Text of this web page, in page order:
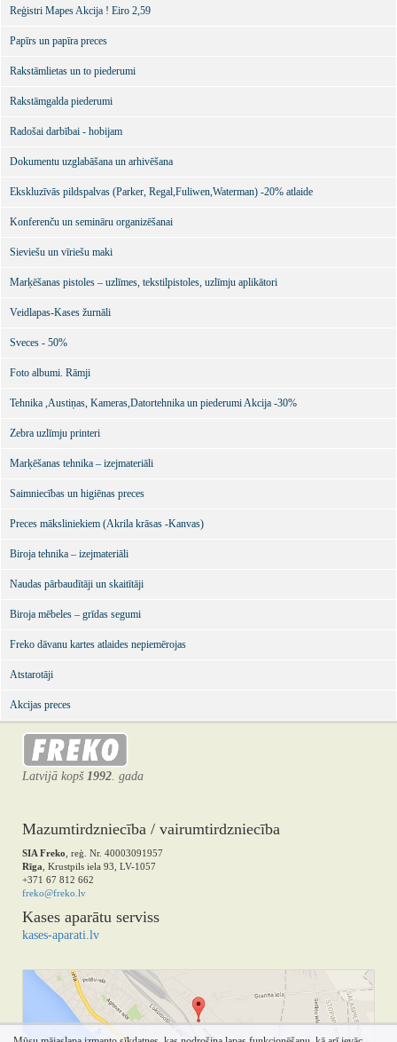
Reģistri Mapes Akcija ! Eiro 2,59
Papīrs un papīra preces
Rakstāmlietas un to piederumi
Rakstāmgalda piederumi
Radošai darbībai - hobijam
Dokumentu uzglabāšana un arhivēšana
Ekskluzīvās pildspalvas (Parker, Regal,Fuliwen,Waterman) -20% atlaide
Konferenču un semināru organizēšanai
Sieviešu un vīriešu maki
Marķēšanas pistoles – uzlīmes, tekstilpistoles, uzlīmju aplikātori
Veidlapas-Kases žurnāli
Sveces - 50%
Foto albumi. Rāmji
Tehnika ,Austiņas, Kameras,Datortehnika un piederumi Akcija -30%
Zebra uzlīmju printeri
Marķēšanas tehnika – izejmateriāli
Saimniecības un higiēnas preces
Preces māksliniekiem (Akrila krāsas -Kanvas)
Biroja tehnika – izejmateriāli
Naudas pārbaudītāji un skaitītāji
Biroja mēbeles – grīdas segumi
Freko dāvanu kartes atlaides nepiemērojas
Atstarotāji
Akcijas preces
Latvijā kopš 1992. gada
Mazumtirdzniecība / vairumtirdzniecība
SIA Freko , reģ. Nr. 40003091957
Rīga , Krustpils iela 93, LV-1057
+371 67 812 662
freko@freko.lv
Kases aparātu serviss
kases-aparati.lv